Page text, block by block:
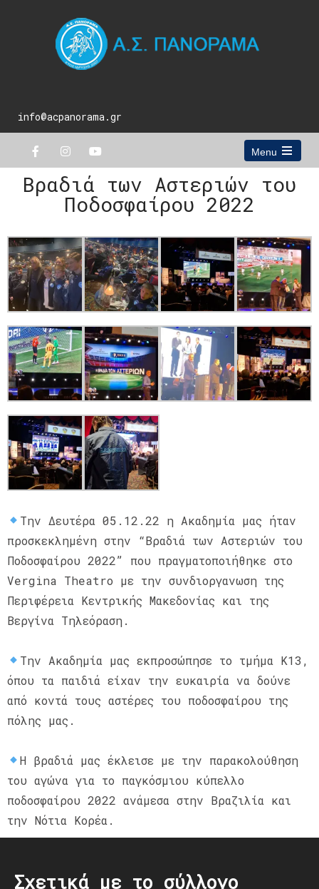
info@acpanorama.gr
Menu
Βραδιά των Αστεριών του
Ποδοσφαίρου 2022
️Την Δευτέρα 05.12.22 η Ακαδημία μας ήταν
προσκεκλημένη στην “Βραδιά των Αστεριών του
Ποδοσφαίρου 2022” που πραγματοποιήθηκε στο
Vergina Theatro με την συνδιοργανωση της
Περιφέρεια Κεντρικής Μακεδονίας και της
Βεργίνα Τηλεόραση.
️Την Ακαδημία μας εκπροσώπησε το τμήμα Κ13,
όπου τα παιδιά είχαν την ευκαιρία να δούνε
από κοντά τους αστέρες του ποδοσφαίρου της
πόλης μας.
️Η βραδιά μας έκλεισε με την παρακολούθηση
του αγώνα για το παγκόσμιου κύπελλο
ποδοσφαίρου 2022 ανάμεσα στην Βραζιλία και
την Νότια Κορέα.
Σχετικά με το σύλλογο